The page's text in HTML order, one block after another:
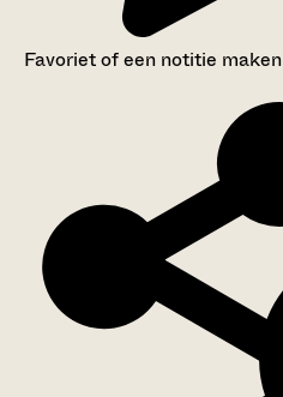
Favoriet of een notitie maken